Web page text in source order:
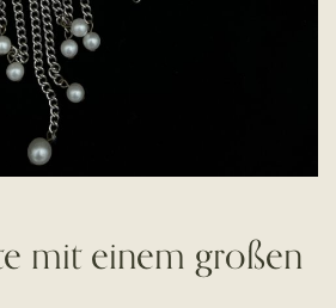
mit einem großen